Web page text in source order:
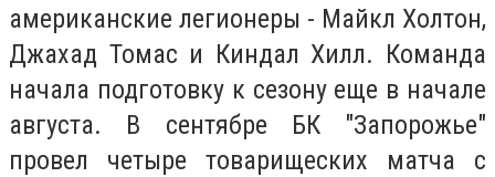
американские легионеры - Майкл Холтон,
Джахад Томас и Киндал Хилл. Команда
начала подготовку к сезону еще в начале
августа. В сентябре БК "Запорожье"
провел четыре товарищеских матча с